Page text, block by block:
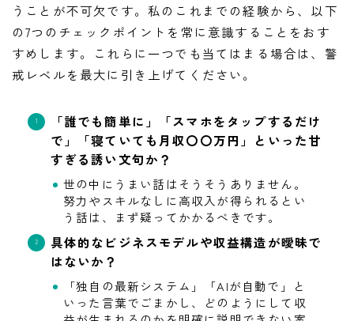
うことが不可欠です。私のこれまでの経験から、以下
の7つのチェックポイントを常に意識することをおす
すめします。これらに一つでも当てはまる場合は、警
戒レベルを最大に引き上げてください。
「誰でも簡単に」「スマホをタップするだけ
で」「寝ていても月収〇〇万円」といった甘
すぎる誘い文句か？
世の中にうまい話はそうそうありません。
努力やスキルなしに高収入が得られるとい
う話は、まず疑ってかかるべきです。
具体的なビジネスモデルや収益構造が曖昧で
はないか？
「独自の最新システム」「AIが自動で」と
いった言葉でごまかし、どのようにして収
LINE追加して副業の相談をする
副業の専門家みさきと友達になる